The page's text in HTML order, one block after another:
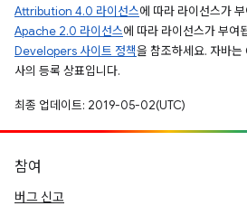
Attribution 4.0 라이선스에 따라 라이선스가
Apache 2.0 라이선스에 따라 라이선스가 부여
Developers 사이트 정책을 참조하세요. 자바
사의 등록 상표입니다.
최종 업데이트: 2019-05-02(UTC)
참여
버그 신고